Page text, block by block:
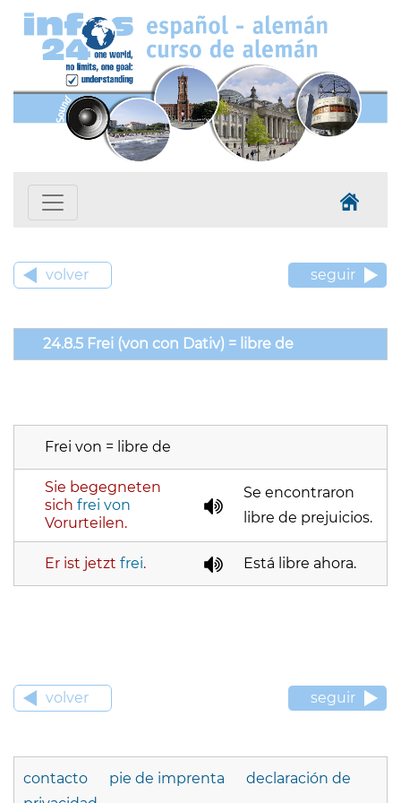
volver seguir
24.8.5 Frei (von con Dativ) = libre de
Frei von = libre de
Sie begegneten
sich frei von
Vorurteilen.
Se encontraron
libre de prejuicios.
Er ist jetzt frei. Está libre ahora.
volver seguir
contacto pie de imprenta
declaración de